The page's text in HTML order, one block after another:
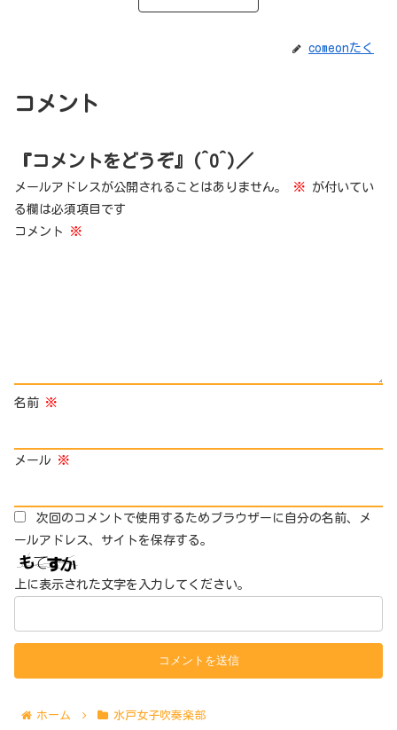
comeonたく
コメント
『コメントをどうぞ』(^O^)／
メールアドレスが公開されることはありません。 ※ が付いてい
る欄は必須項目です
コメント ※
名前 ※
メール ※
次回のコメントで使用するためブラウザーに自分の名前、メ
ールアドレス、サイトを保存する。
上に表示された文字を入力してください。
ホーム 水戸女子吹奏楽部